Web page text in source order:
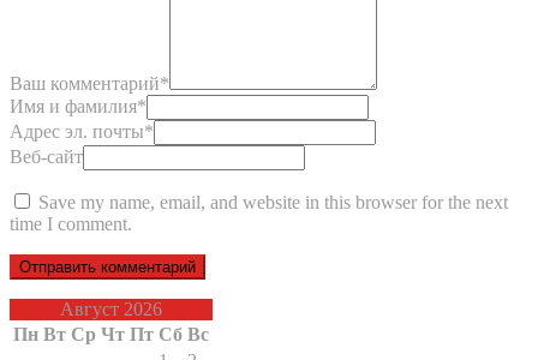
Ваш комментарий*
Имя и фамилия*
Адрес эл. почты*
Веб-сайт
Save my name, email, and website in this browser for the next
time I comment.
Август 2026
Пн Вт Ср Чт Пт Сб Вс